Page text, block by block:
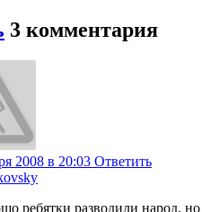
3 комментария
2008 в 20:03 Ответить
ребятки разводили народ, но